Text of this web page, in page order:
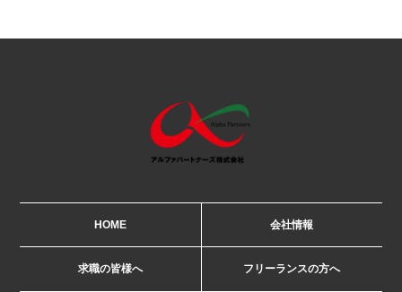
HOME 会社情報
求職の皆様へ フリーランスの方へ